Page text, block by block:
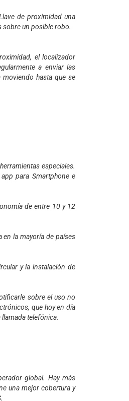
de proximidad una
sobre un posible robo.
el localizador
a enviar las
hasta que se
especiales.
para Smartphone e
de entre 10 y 12
la mayoría de países
y la instalación de
sobre el uso no
que hoy en día
telefónica.
global. Hay más
una mejor cobertura y